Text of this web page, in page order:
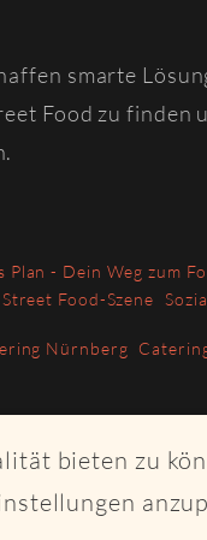
bieten zu
smarte
Food zu finden
Plan - Dein Weg zum
Street Food-Szene
Nürnberg